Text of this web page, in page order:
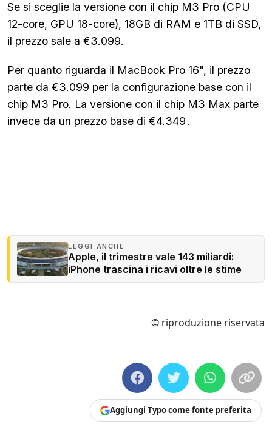
Se si sceglie la versione con il chip M3 Pro (CPU
12-core, GPU 18-core), 18GB di RAM e 1TB di SSD,
il prezzo sale a €3.099.
Per quanto riguarda il MacBook Pro 16", il prezzo
parte da €3.099 per la configurazione base con il
chip M3 Pro. La versione con il chip M3 Max parte
invece da un prezzo base di €4.349.
LEGGI ANCHE
Apple, il trimestre vale 143 miliardi:
iPhone trascina i ricavi oltre le stime
© riproduzione riservata
Aggiungi Typo come fonte preferita